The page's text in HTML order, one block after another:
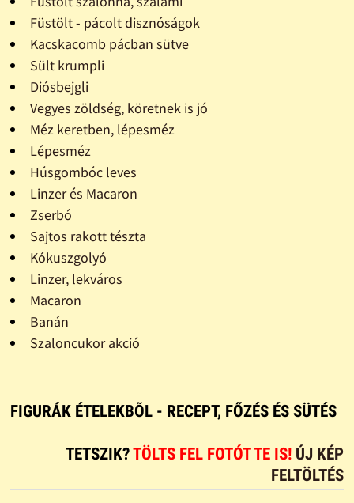
Füstölt - pácolt disznóságok
Kacskacomb pácban sütve
Sült krumpli
Diósbejgli
Vegyes zöldség, köretnek is jó
Méz keretben, lépesméz
Lépesméz
Húsgombóc leves
Linzer és Macaron
Zserbó
Sajtos rakott tészta
Kókuszgolyó
Linzer, lekváros
Macaron
Banán
Szaloncukor akció
FIGURÁK ÉTELEKBÕL - RECEPT, FŐZÉS ÉS SÜTÉS
TETSZIK?TÖLTS FEL FOTÓT TE IS! ÚJ KÉP
FELTÖLTÉS